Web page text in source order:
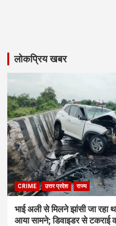
लोकप्रिय खबर
CRIME उत्तर प्रदेश राज्य
भाई अली से मिलने झांसी जा रहा
आया सामने; डिवाइडर से टकराई